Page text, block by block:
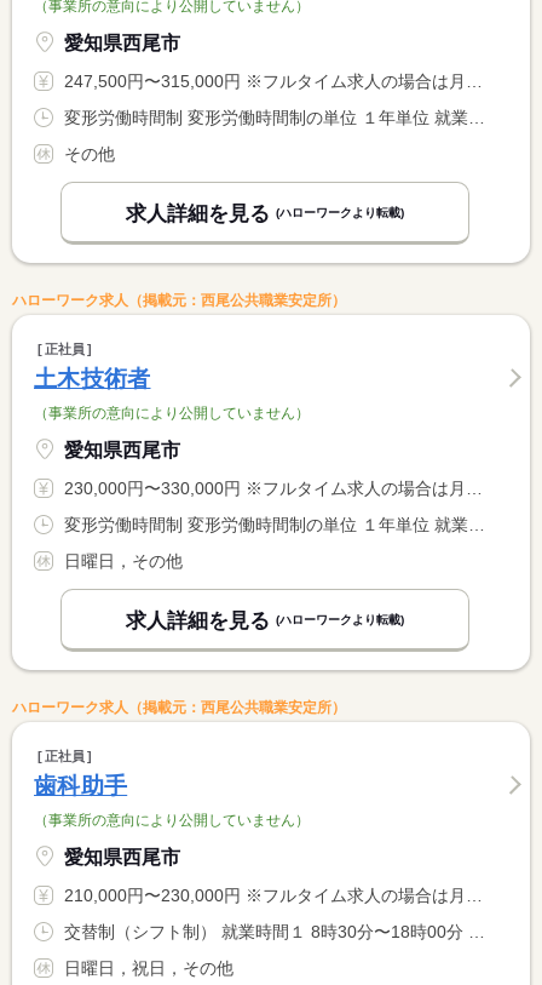
（事業所の意向により公開していません）
愛知県西尾市
247,500円〜315,000円 ※フルタイム求人の場合は月額（換算額）、パート求人の場合は時間額を表示しています。
その他
求人詳細を見る (ハローワークより転載)
ハローワーク求人（掲載元：西尾公共職業安定所）
正社員
土木技術者
（事業所の意向により公開していません）
愛知県西尾市
230,000円〜330,000円 ※フルタイム求人の場合は月額（換算額）、パート求人の場合は時間額を表示しています。
日曜日，その他
求人詳細を見る (ハローワークより転載)
ハローワーク求人（掲載元：西尾公共職業安定所）
正社員
歯科助手
（事業所の意向により公開していません）
愛知県西尾市
210,000円〜230,000円 ※フルタイム求人の場合は月額（換算額）、パート求人の場合は時間額を表示しています。
日曜日，祝日，その他